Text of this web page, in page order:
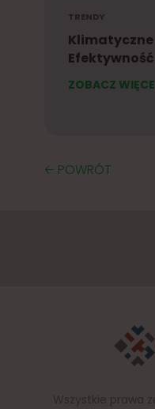
TRENDY
ZOBACZ
🡠 POWRÓT